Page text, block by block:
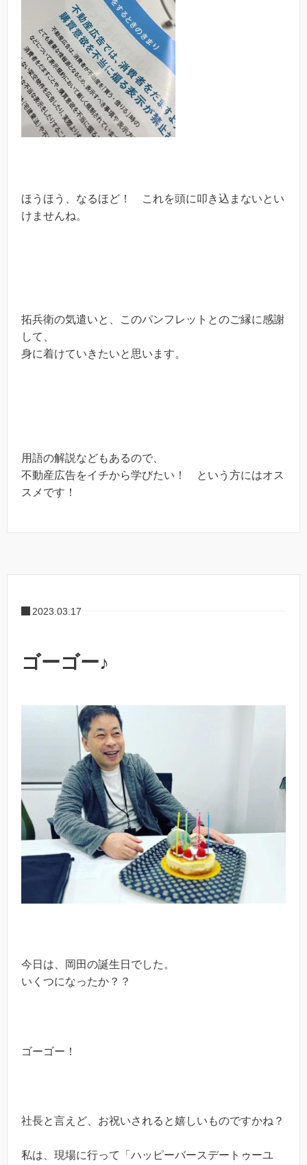
ほうほう、なるほど！ これを頭に叩き込まないとい
けませんね。
拓兵衛の気遣いと、このパンフレットとのご縁に感謝
して、
身に着けていきたいと思います。
用語の解説などもあるので、
不動産広告をイチから学びたい！ という方にはオス
スメです！
2023.03.17
ゴーゴー♪
今日は、岡田の誕生日でした。
いくつになったか？？
ゴーゴー！
社長と言えど、お祝いされると嬉しいものですかね？
私は、現場に行って「ハッピーバースデートゥーユ